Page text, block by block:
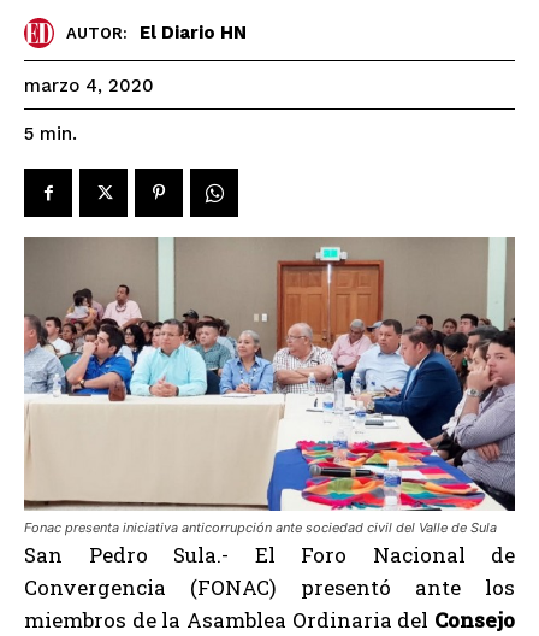
AUTOR: El Diario HN
marzo 4, 2020
5 min.
Fonac presenta iniciativa anticorrupción ante sociedad civil del Valle de Sula
San Pedro Sula.- El Foro Nacional de
Convergencia (FONAC) presentó ante los
miembros de la Asamblea Ordinaria del Consejo